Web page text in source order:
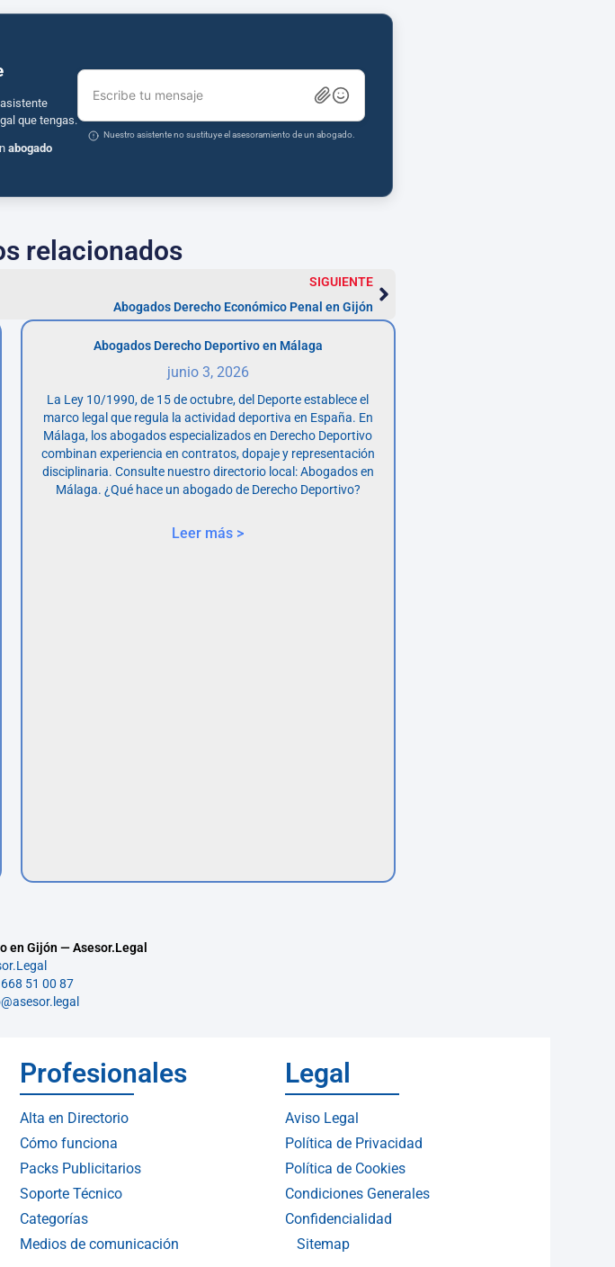
que tengas.
abogado
Escribe tu mensaje
Nuestro asistente no sustituye el asesoramiento de un abogado.
relacionados
SIGUIENTE
Abogados Derecho Económico Penal en Gijón
Abogados Derecho Deportivo en Málaga
junio 3, 2026
La Ley 10/1990, de 15 de octubre, del Deporte establece el
marco legal que regula la actividad deportiva en España. En
Málaga, los abogados especializados en Derecho Deportivo
combinan experiencia en contratos, dopaje y representación
disciplinaria. Consulte nuestro directorio local: Abogados en
Málaga. ¿Qué hace un abogado de Derecho Deportivo?
Leer más >
en Gijón — Asesor.Legal
51 00 87
Profesionales
Alta en Directorio
Cómo funciona
Packs Publicitarios
Soporte Técnico
Categorías
Medios de comunicación
Legal
Aviso Legal
Política de Privacidad
Política de Cookies
Condiciones Generales
Confidencialidad
Sitemap